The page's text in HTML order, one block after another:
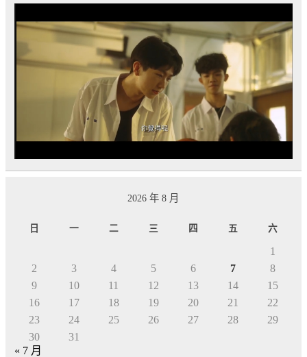
2026 年 8 月
日 一 二 三 四 五 六
1
2
3 4 5 6 7
8
9
10 11 12 13 14
15
16
17 18 19 20 21
22
23
24 25 26 27 28
29
30
31
« 7 月